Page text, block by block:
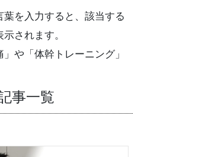
葉を入力すると、該当する
されます。
や「体幹トレーニング」
事一覧